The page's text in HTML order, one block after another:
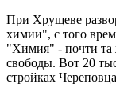
При Хрущеве
химии", с того
"Химия" - почти та
свободы. Вот 20
стройках